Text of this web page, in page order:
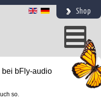
Shop
bei bFly-audio
so.